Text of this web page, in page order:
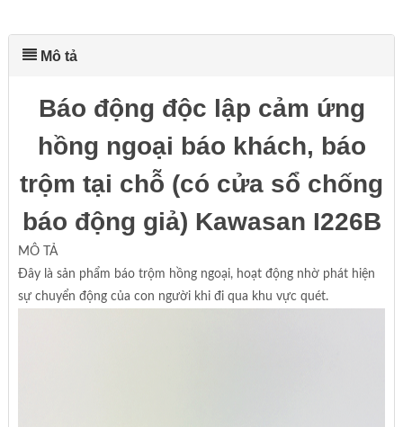
Mô tả
Báo động độc lập cảm ứng
hồng ngoại báo khách, báo
trộm tại chỗ (có cửa sổ chống
báo động giả) Kawasan I226B
MÔ TẢ
Đây là sản phẩm báo trộm hồng ngoại, hoạt động nhờ phát hiện
sự chuyển động của con người khi đi qua khu vực quét.